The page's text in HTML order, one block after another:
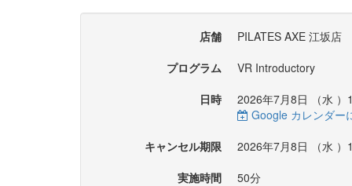
店舗
PILATES AXE 江坂店
プログラム
VR Introductory
日時
2026年7月8日 （水 ）
Google カレンダー
キャンセル期限
2026年7月8日 （水 ）
実施時間
50分